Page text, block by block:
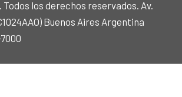
los derechos reservados. Av.
Buenos Aires Argentina